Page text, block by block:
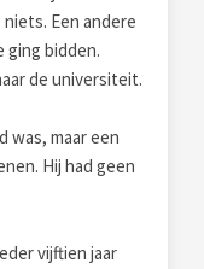
Een andere
ging bidden.
de universiteit.
was, maar een
Hij had geen
vijftien jaar